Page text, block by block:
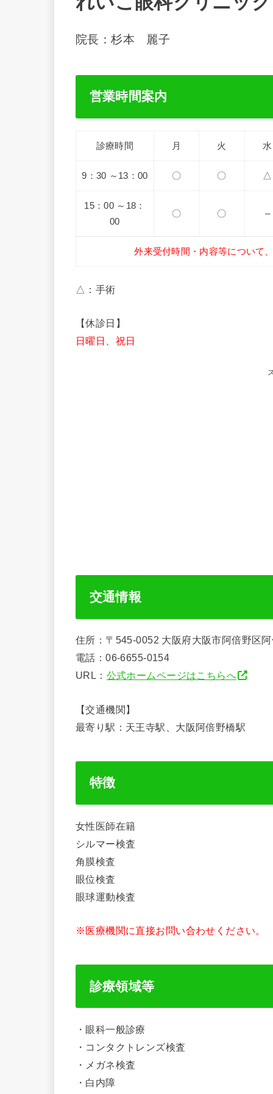
院長：杉本 麗子
営業時間案内
診療時間 月 火 水
9：30 ～13：00 〇 〇 △
15：00 ～18：
00
〇 〇 –
外来受付時間・内容等について
△：手術
【休診日】
日曜日、祝日
交通情報
住所：〒545-0052 大阪府大阪市阿倍野区
電話：06-6655-0154
URL： 公式ホームページはこちらへ
【交通機関】
最寄り駅：天王寺駅、大阪阿倍野橋駅
特徴
女性医師在籍
シルマー検査
角膜検査
眼位検査
眼球運動検査
※医療機関に直接お問い合わせください。
診療領域等
・眼科一般診療
・コンタクトレンズ検査
・メガネ検査
・白内障